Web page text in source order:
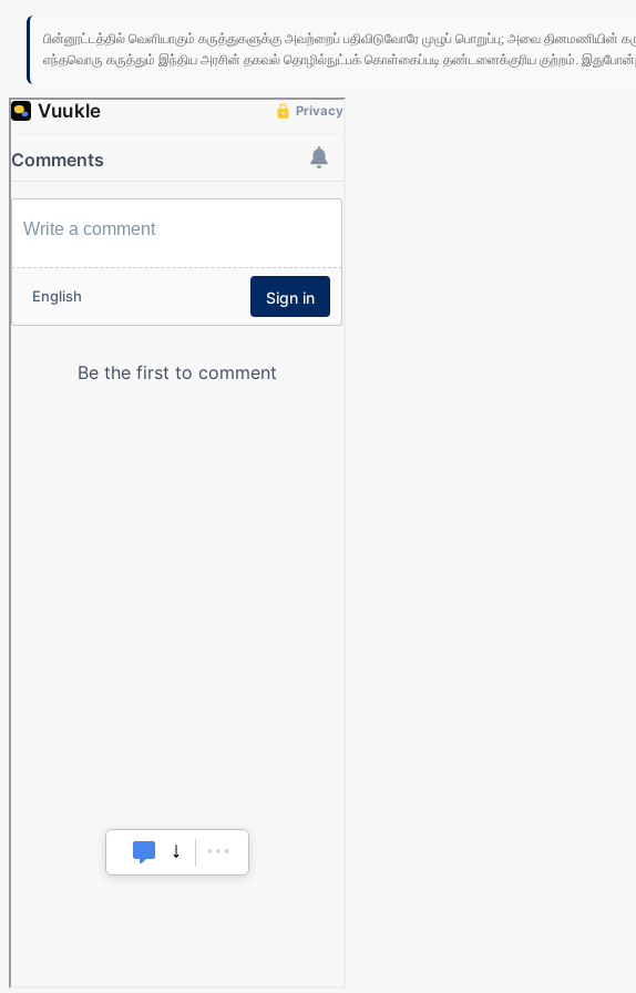
பின்னூட்டத்தில் வெளியாகும் கருத்துகளுக்கு அவற்றைப் பதிவிடுவோரே முழுப் பொறுப்பு; அவை தினமணியின்
எந்தவொரு கருத்தும் இந்திய அரசின் தகவல் தொழில்நுட்பக் கொள்கைப்படி தண்டனைக்குரிய குற்றம். இதுபோன்ற